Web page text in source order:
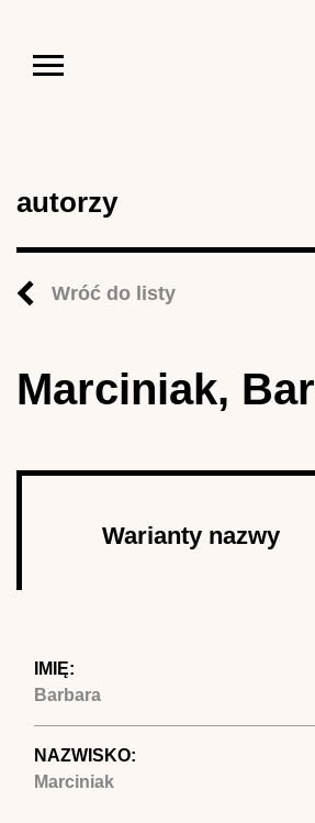
autorzy
Wróć do listy
Marciniak,
Warianty nazwy
IMIĘ:
Barbara
NAZWISKO:
Marciniak